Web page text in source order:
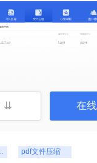
线压缩工具
⇊ 在
大小 pdf文件压缩